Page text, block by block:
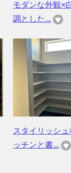
モダンな外観×
調とした...
スタイリッシュ
ッチンと書...